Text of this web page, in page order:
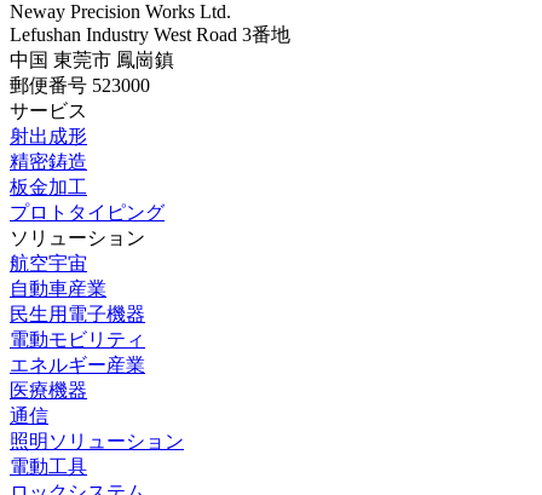
Neway Precision Works Ltd.
Lefushan Industry West Road 3番地
中国 東莞市 鳳崗鎮
郵便番号 523000
サービス
射出成形
精密鋳造
板金加工
プロトタイピング
ソリューション
航空宇宙
自動車産業
民生用電子機器
電動モビリティ
エネルギー産業
医療機器
通信
照明ソリューション
電動工具